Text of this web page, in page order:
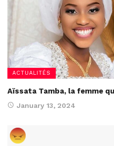
ACTUALITÉS
Aïssata Tamba, la femme
January 13, 2024